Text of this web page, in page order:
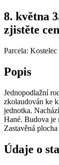
8. května
zjistěte
Parcela:
Popis
Jednopodlažní
zkolaudován ke
jednotka.
Hané. Budova je
Zastavěná
Údaje o